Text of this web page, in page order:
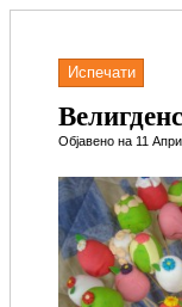
Испечати
Објавено на 11